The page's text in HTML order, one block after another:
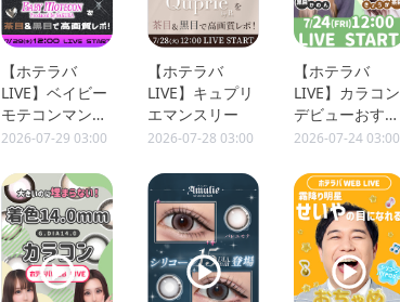
【ホテラバ
LIVE】ベイビー
モテコンマンス
リー
2026-07-29 03:00
【ホテラバ
LIVE】キュプリ
エマンスリー
2026-07-28 03:00
【ホテラバ
LIVE】カラコン
デビューおすす
め
2026-07-24 03:00